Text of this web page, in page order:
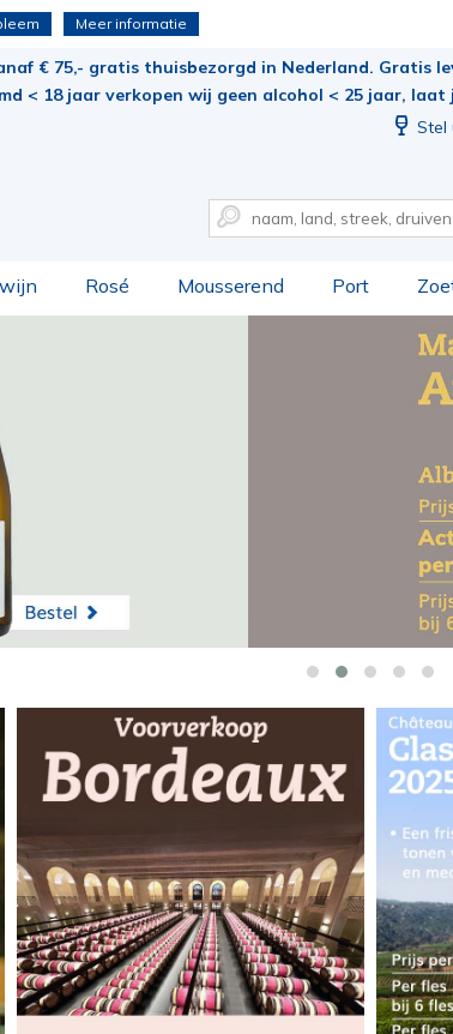
Meer informatie
€ 75,- gratis thuisbezorgd in Nederland. Gratis
< 18 jaar verkopen wij geen alcohol < 25 jaar,
Stel
Rosé Mousserend Port